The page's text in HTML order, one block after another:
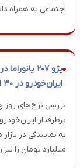
اجتماعی به همراه
ایران‌خودرو در ۳۰ اردیبهشت
پرطرفدار
میلیارد تومان را نیز